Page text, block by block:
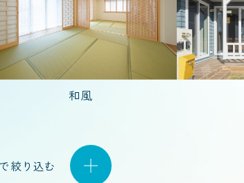
和風
絞り込む
) 5人以上 夫婦2人暮らし